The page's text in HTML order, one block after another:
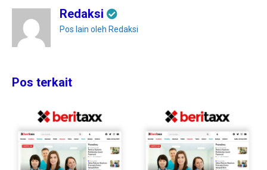
Redaksi
Pos lain oleh Redaksi
Pos terkait